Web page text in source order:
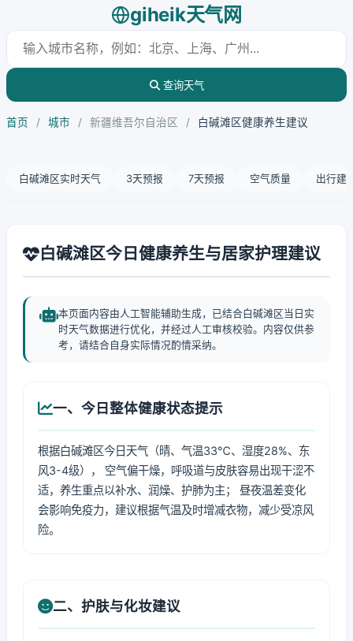
giheik天气网
查询天气
首页 / 城市 / 新疆维吾尔自治区 / 白碱滩区健康养生建议
白碱滩区实时天气 3天预报 7天预报 空气质量 出行建
白碱滩区今日健康养生与居家护理建议
本页面内容由人工智能辅助生成，已结合白碱滩区当日实
时天气数据进行优化，并经过人工审核校验。内容仅供参
考，请结合自身实际情况酌情采纳。
一、今日整体健康状态提示
根据白碱滩区今日天气（晴、气温33℃、湿度28%、东
风3-4级）， 空气偏干燥，呼吸道与皮肤容易出现干涩不
适，养生重点以补水、润燥、护肺为主； 昼夜温差变化
会影响免疫力，建议根据气温及时增减衣物，减少受凉风
险。
二、护肤与化妆建议